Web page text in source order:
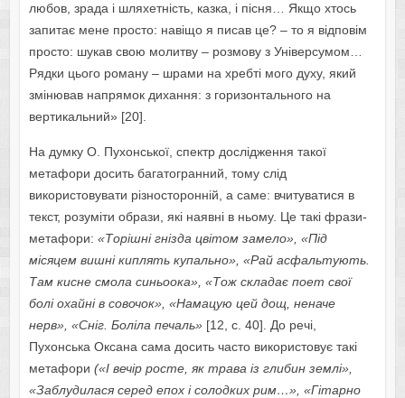
любов, зрада і шляхетність, казка, і пісня… Якщо хтось
запитає мене просто: навіщо я писав це? – то я відповім
просто: шукав свою молитву – розмову з Універсумом…
Рядки цього роману – шрами на хребті мого духу, який
змінював напрямок дихання: з горизонтального на
вертикальний» [20].
На думку О. Пухонської, спектр дослідження такої
метафори досить багатогранний, тому слід
використовувати різносторонній, а саме: вчитуватися в
текст, розуміти образи, які наявні в ньому. Це такі фрази-
метафори: «Торішні гнізда цвітом замело», «Під
місяцем вишні киплять купально», «Рай асфальтують.
Там кисне смола синьоока», «Тож складає поет свої
болі охайні в совочок», «Намацую цей дощ, неначе
нерв», «Сніг. Боліла печаль» [12, с. 40]. До речі,
Пухонська Оксана сама досить часто використовує такі
метафори («І вечір росте, як трава із глибин землі»,
«Заблудилася серед епох і солодких рим…», «Гітарно